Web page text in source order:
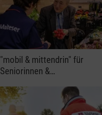
"mobil & mittendrin" für
Seniorinnen &…